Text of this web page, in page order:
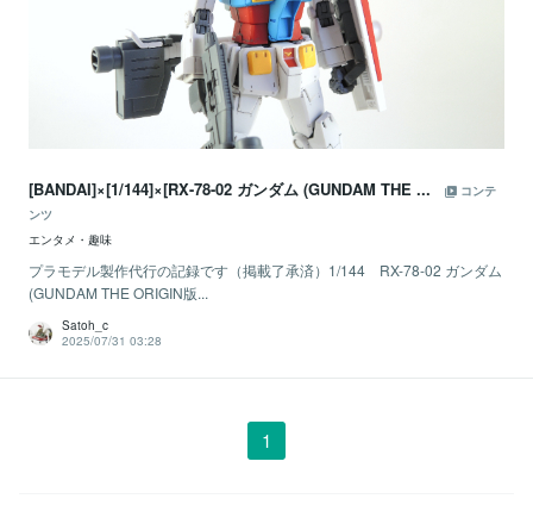
[BANDAI]×[1/144]×[RX-78-02 ガンダム (GUNDAM THE ...
コンテ
ンツ
エンタメ・趣味
プラモデル製作代行の記録です（掲載了承済）1/144 RX-78-02 ガンダム
(GUNDAM THE ORIGIN版...
Satoh_c
2025/07/31 03:28
1